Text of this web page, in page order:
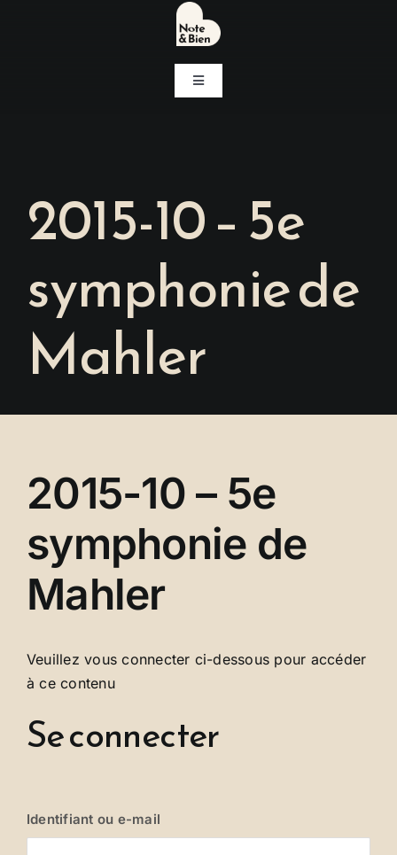
Navigation
à
Notre association
Associations soutenues
Contact
Se connecter
2015-10 – 5e
symphonie de
Mahler
2015-10 – 5e
symphonie de
Mahler
Veuillez vous connecter ci-dessous pour accéder
à ce contenu
Se connecter
Identifiant ou e-mail